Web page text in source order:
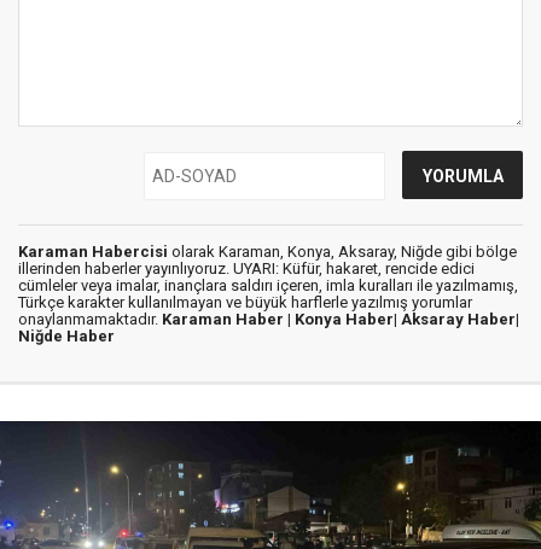
Karaman Habercisi olarak Karaman, Konya, Aksaray, Niğde gibi bölge
illerinden haberler yayınlıyoruz. UYARI: Küfür, hakaret, rencide edici
cümleler veya imalar, inançlara saldırı içeren, imla kuralları ile yazılmamış,
Türkçe karakter kullanılmayan ve büyük harflerle yazılmış yorumlar
onaylanmamaktadır. Karaman Haber | Konya Haber| Aksaray Haber|
Niğde Haber